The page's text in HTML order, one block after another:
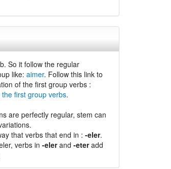
So it follow the regular
like: aimer. Follow this link to
of the first group verbs :
first group verbs.
are perfectly regular, stem can
that verbs that end in : -eler.
verbs in -elerand -eteradd